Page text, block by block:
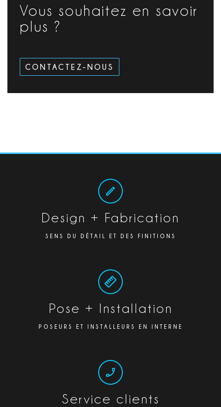
Vous souhaitez en savoir
plus ?
CONTACTEZ-NOUS
Design + Fabrication
SENS DU DÉTAIL ET DES FINITIONS
Pose + Installation
POSEURS ET INSTALLEURS EN INTERNE
Service clients